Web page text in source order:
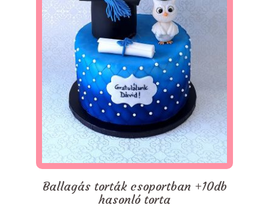
Ballagás torták csoportban +10db
hasonló torta